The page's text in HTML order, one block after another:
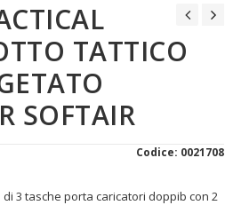
TATTICO
SOFTAIR
Codice: 0021708
3 tasche porta caricatori doppib con 2